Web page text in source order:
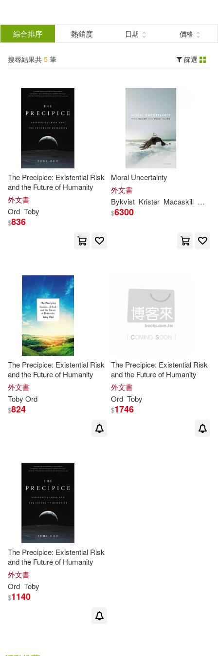
結
分類 (單選)
所有商品(5) 圖書(5)
作者 (可複選)
Ord(4)
Bykvist(1) Krister(1)
Macaskill(1) Toby Ord(1)
出版社 (可複選)
Ingram(4)
Bloomsbury Publishing(1)
配送方式
可海外宅配(5)
可新加坡店取(5)
可菲律賓店取(5)
其他 (可複選)
現在可購買商品(2)
作者/演唱/譯/編/繪(1)
範圍
綜合排序 熱銷度 日期 價格
搜尋結果共 5 筆 篩選
The Precipice: Existential Risk
and the Future of Humanity
外文書
Ord Toby
$836
Moral Uncertainty
外文書
Bykvist Krister Macaskill Ord
$6300
The Precipice: Existential Risk
and the Future of Humanity
外文書
Toby Ord
$824
The Precipice: Existential Risk
and the Future of Humanity
外文書
Ord Toby
$1746
The Precipice: Existential Risk
and the Future of Humanity
外文書
Ord Toby
$1140